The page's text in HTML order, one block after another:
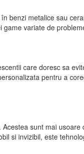
benzi metalice sau
variate de
care doresc sa
pentru a
sunt mai
si invizibil, este